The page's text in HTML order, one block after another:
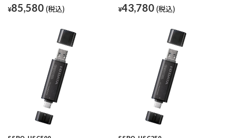
¥85,580
¥43,780